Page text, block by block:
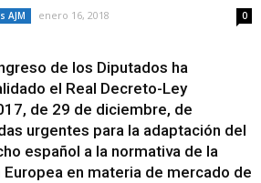
AJM enero 16, 2018 0
de los Diputados ha
el Real Decreto-Ley
de 29 de diciembre, de
urgentes para la adaptación del
español a la normativa de la
Europea en materia de mercado de